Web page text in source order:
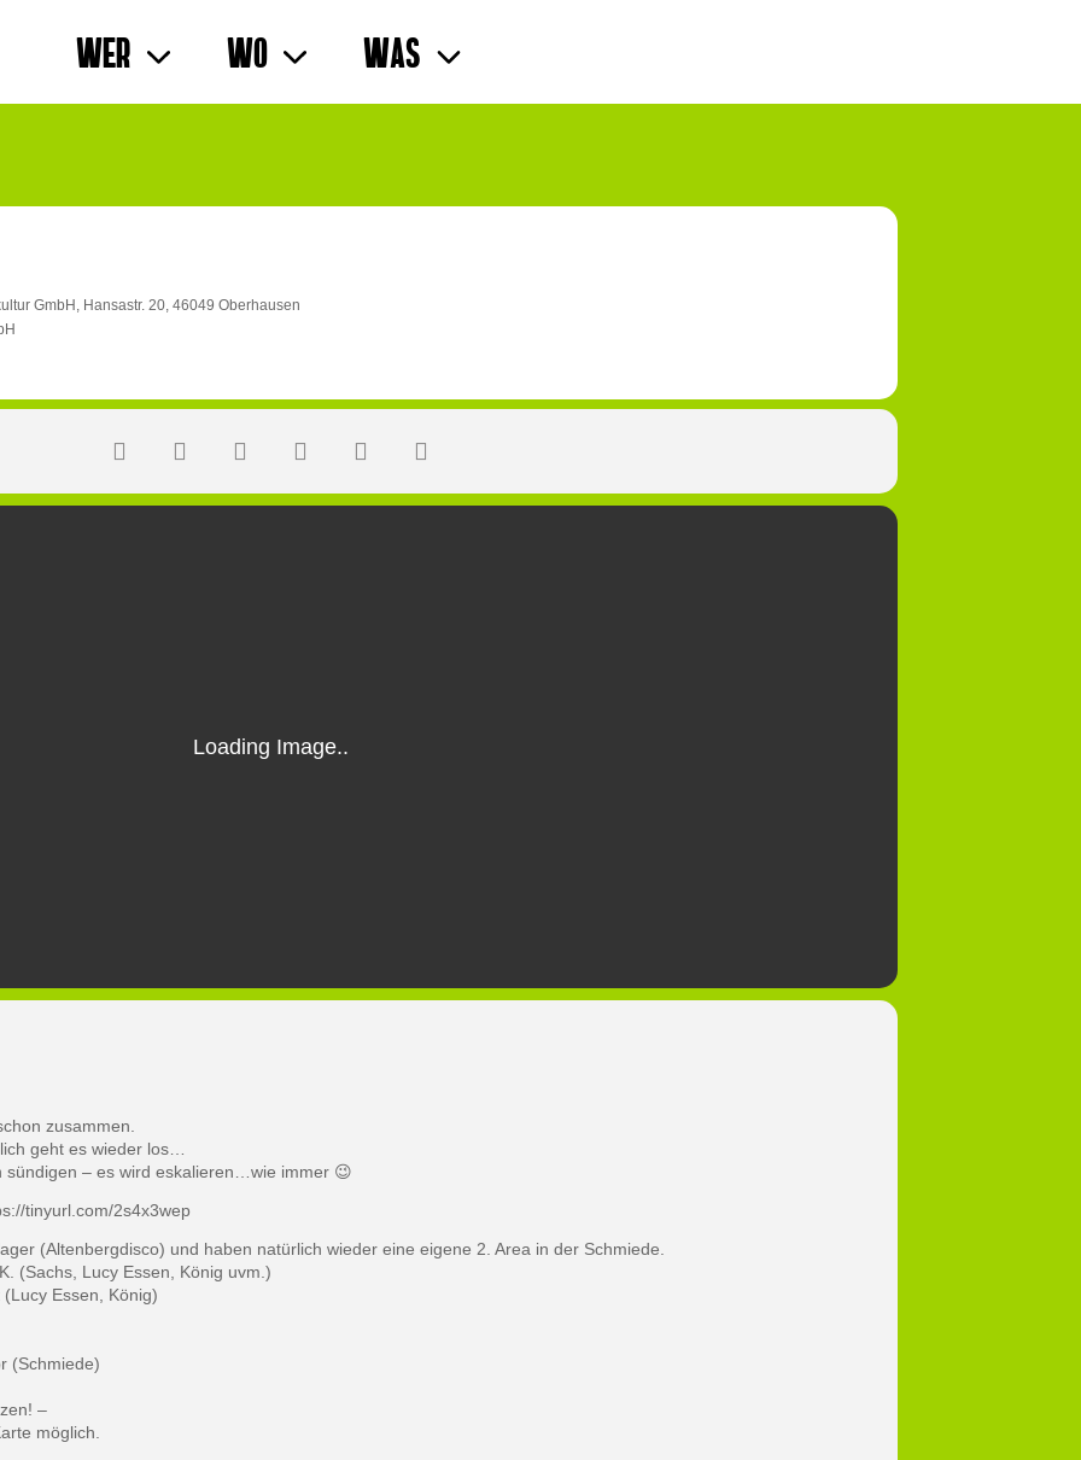
Wer Wo Was
GmbH, Hansastr. 20, 46049 Oberhausen
zusammen.
geht es wieder los…
sündigen – es wird eskalieren…wie immer 😉
tinyurl.com/2s4x3wep
(Altenbergdisco) und haben natürlich wieder eine eigene 2. Area in der Schmiede.
(Sachs, Lucy Essen, König uvm.)
Essen, König)
(Schmiede)
–
möglich.